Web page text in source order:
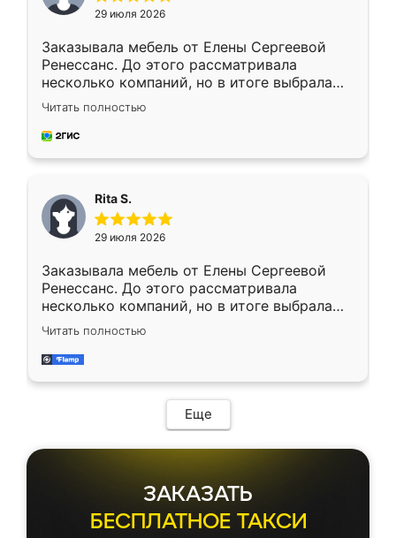
29 июля 2026
Заказывала мебель от Елены Сергеевой
Ренессанс. До этого рассматривала
несколько компаний, но в итоге выбрала
эту. Сначала обговорили условия, потом
приехал замерщик, всё спокойно объяснил
и снял размеры. Изготовили в срок, с
каких-либо доработок. Качеством осталась
довольна, все выглядит так, как и ожидала.
Читать полностью
Rita S.
29 июля 2026
Заказывала мебель от Елены Сергеевой
Ренессанс. До этого рассматривала
несколько компаний, но в итоге выбрала
эту. Сначала обговорили условия, потом
приехал замерщик, всё спокойно объяснил
и снял размеры. Изготовили в срок, с
мебель сразу встала на свое место без
каких-либо доработок. Качеством осталась
довольна, все выглядит так, как и ожидала.
Читать полностью
Еще
ЗАКАЗАТЬ
БЕСПЛАТНОЕ ТАКСИ